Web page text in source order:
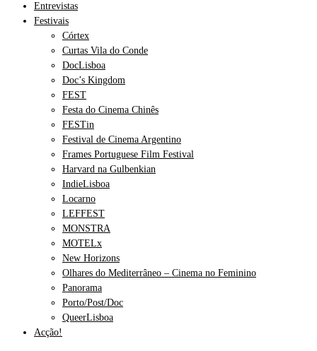
Entrevistas
Festivais
Córtex
Curtas Vila do Conde
DocLisboa
Doc’s Kingdom
FEST
Festa do Cinema Chinês
FESTin
Festival de Cinema Argentino
Frames Portuguese Film Festival
Harvard na Gulbenkian
IndieLisboa
Locarno
LEFFEST
MONSTRA
MOTELx
New Horizons
Olhares do Mediterrâneo – Cinema no Feminino
Panorama
Porto/Post/Doc
QueerLisboa
Acção!